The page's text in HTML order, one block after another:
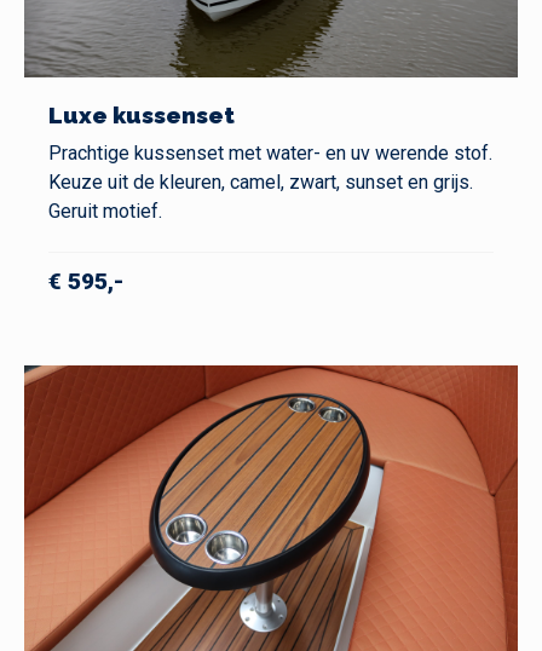
Luxe kussenset
Prachtige kussenset met water- en uv werende stof.
Keuze uit de kleuren, camel, zwart, sunset en grijs.
Geruit motief.
€ 595,-